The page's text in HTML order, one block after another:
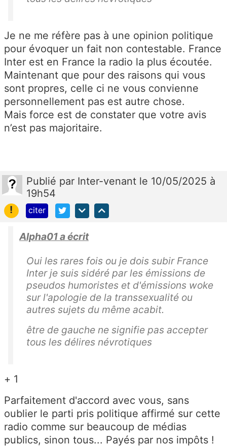
Je ne me réfère pas à une opinion politique
pour évoquer un fait non contestable. France
Inter est en France la radio la plus écoutée.
Maintenant que pour des raisons qui vous
sont propres, celle ci ne vous convienne
personnellement pas est autre chose.
Mais force est de constater que votre avis
n’est pas majoritaire.
Publié par Inter-venant le 10/05/2025 à
19h54
!
citer
Alpha01 a écrit
Oui les rares fois ou je dois subir France
Inter je suis sidéré par les émissions de
pseudos humoristes et d'émissions woke
sur l'apologie de la transsexualité ou
autres sujets du même acabit.
être de gauche ne signifie pas accepter
tous les délires névrotiques
+ 1
Parfaitement d'accord avec vous, sans
oublier le parti pris politique affirmé sur cette
radio comme sur beaucoup de médias
publics, sinon tous... Payés par nos impôts !